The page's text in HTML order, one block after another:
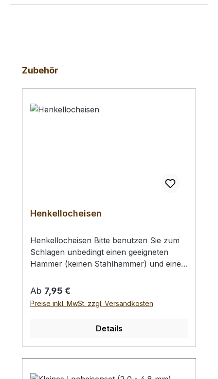
Produktgalerie überspringen
Zubehör
Henkellocheisen
Henkellocheisen Bitte benutzen Sie zum
Schlagen unbedingt einen geeigneten
Hammer (keinen Stahlhammer) und eine
Schneidmatte) um eine Beschädigung des
Werkzeugs auszuschliessen, siehe
Zubehör. Verfügbare Größen:- Ø 1,0 mm-
mm- Ø 6,0 mm- Ø 7,0 mm- Ø 8,0 mm- Ø
9,0 mm- Ø 10,0 mm Bei einer Bestellung 1
Stück erhalten Sie 1 Henkellocheisen der
Regulärer Preis:
Ab 7,95 €
Preise inkl. MwSt. zzgl. Versandkosten
Details